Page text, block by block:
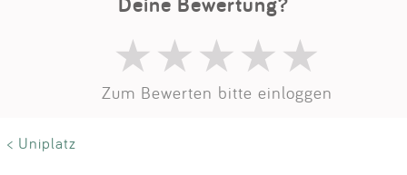
Zum Bewerten bitte einloggen
< Uniplatz